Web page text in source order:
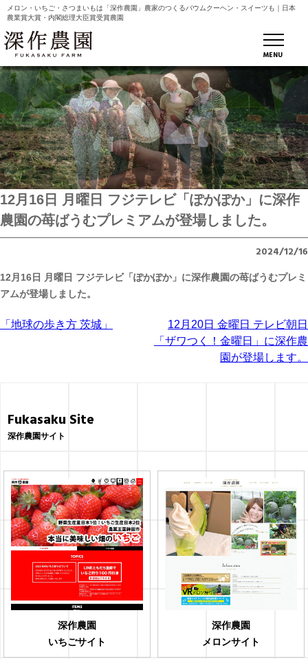
メロン・いちご・さつまいもは「深作農園」農家のつくるバウムクーヘン・スイーツも｜日本
農業賞大賞・内閣総理大臣賞受賞農園
MENU
12月16日 月曜日 フジテレビ「ぽかぽか」に深作
農園の苺ばうむプレミアムが登場しました。
2024/12/16
12月16日 月曜日 フジテレビ「ぽかぽか」に深作農園の苺ばうむプレミ
アムが登場しました。
投
ゲ
シ
ョ
ン
「地球の歩き方 茨城」
12月20日 金曜日 テレビ朝日
「ザワつく！金曜日」に深作農
園が登場します。
Fukasaku Site
深作農園サイト
深作農園
いちごサイト
深作農園
メロンサイト